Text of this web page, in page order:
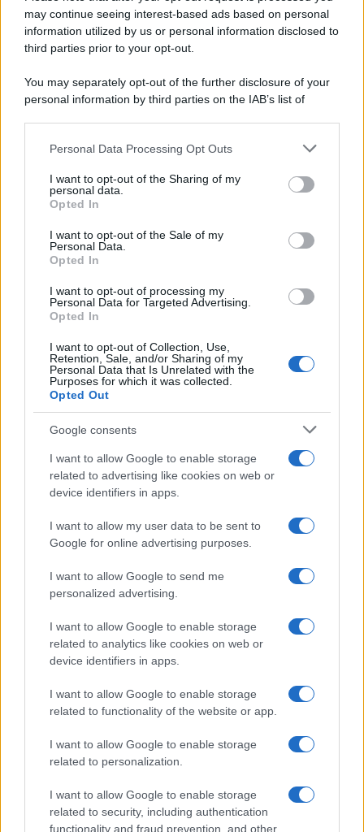
may continue seeing interest-based ads based on personal
information utilized by us or personal information disclosed to
third parties prior to your opt-out.
You may separately opt-out of the further disclosure of your
personal information by third parties on the IAB’s list of
This information may also be disclosed by us to third parties
disclose it to other third parties.
Please note that this website/app uses one or more Google
services and may gather and store information including but
not limited to your visit or usage behaviour. You may click to
grant or deny consent to Google and its third-party tags to
consent section.
Personal Data Processing Opt Outs
I want to opt-out of the Sharing of my
personal data.
Opted In
I want to opt-out of the Sale of my
Personal Data.
Opted In
I want to opt-out of processing my
Personal Data for Targeted Advertising.
Opted In
I want to opt-out of Collection, Use,
Retention, Sale, and/or Sharing of my
Personal Data that Is Unrelated with the
Purposes for which it was collected.
Opted Out
Google consents
I want to allow Google to enable storage
related to advertising like cookies on web or
device identifiers in apps.
I want to allow my user data to be sent to
Google for online advertising purposes.
I want to allow Google to send me
personalized advertising.
I want to allow Google to enable storage
related to analytics like cookies on web or
device identifiers in apps.
I want to allow Google to enable storage
related to functionality of the website or app.
I want to allow Google to enable storage
related to personalization.
I want to allow Google to enable storage
related to security, including authentication
functionality and fraud prevention, and other